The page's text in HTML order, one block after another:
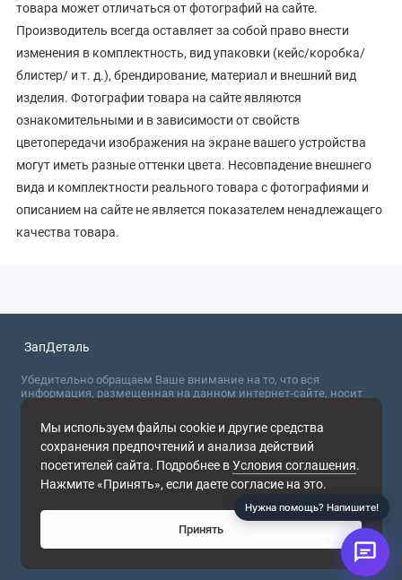
товара может отличаться от фотографий на сайте.
Производитель всегда оставляет за собой право внести
изменения в комплектность, вид упаковки (кейс/коробка/
блистер/ и т. д.), брендирование, материал и внешний вид
изделия. Фотографии товара на сайте являются
ознакомительными и в зависимости от свойств
цветопередачи изображения на экране вашего устройства
могут иметь разные оттенки цвета. Несовпадение внешнего
вида и комплектности реального товара с фотографиями и
описанием на сайте не является показателем ненадлежащего
качества товара.
Мы используем файлы cookie и другие средства
сохранения предпочтений и анализа действий
посетителей сайта. Подробнее вУсловия соглашения.
Нажмите «Принять», если даете согласие на это.
Принять
ЗапДеталь
Убедительно обращаем Ваше внимание на то, что вся
информация, размещенная на данном интернет-сайте, носит
сугубо информационный характер и не являются публичной
офертой, определяемой положениями Статьи 437 (2) ГК РФ. Для
получения точной информации о стоимости товаров,
пожалуйста, обращайтесь в ближайший офис продаж.
2026
Нужна помощь? Напишите!